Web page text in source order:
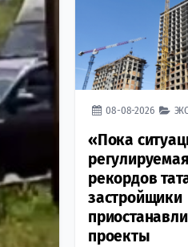
08-08-2026
«Пока
рекордов
застройщики
проекты